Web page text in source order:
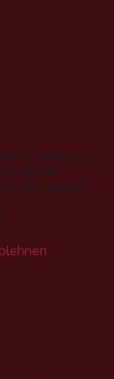
Erfahrung zu
damit
abmelden,